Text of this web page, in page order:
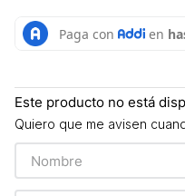
Este producto no está
Quiero que me avisen